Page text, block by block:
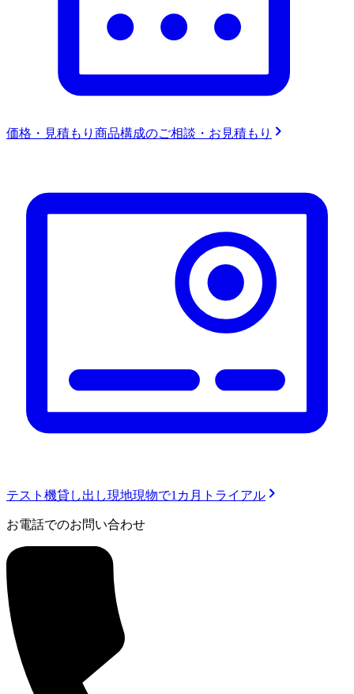
価格・見積もり 商品構成のご相談・お見積もり
テスト機貸し出し現地現物で1カ月トライアル
お電話でのお問い合わせ